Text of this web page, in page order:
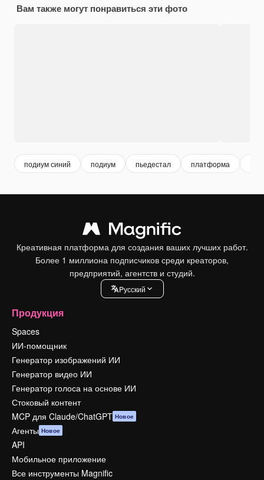
Вам также могут понравиться эти фото
подиум синий подиум пьедестал платформа
Креативная платформа для создания ваших лучших работ.
Более 1 миллиона подписчиков среди креаторов,
предприятий, агентств и студий.
Pусский
Продукция
Spaces
ИИ-помощник
Генератор изображений ИИ
Генератор видео ИИ
Генератор голоса на основе ИИ
Стоковый контент
MCP для Claude/ChatGPT Новое
Агенты Новое
API
Мобильное приложение
Все инструменты Magnific